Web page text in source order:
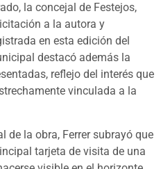
la concejal de Festejos,
a la autora y
en esta edición del
destacó además la
reflejo del interés que
vinculada a la
de la obra, Ferrer subrayó que
tarjeta de visita de una